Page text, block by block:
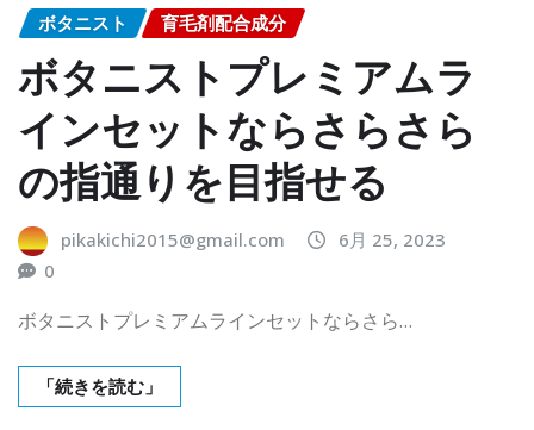
ボタニスト 育毛剤配合成分
ボタニストプレミアムラ
インセットならさらさら
の指通りを目指せる
pikakichi2015@gmail.com
6月 25, 2023
0
ボタニストプレミアムラインセットならさら…
「続きを読む」